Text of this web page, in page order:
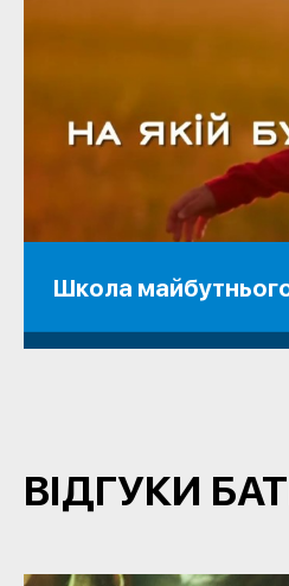
Школа
ВІДГУКИ